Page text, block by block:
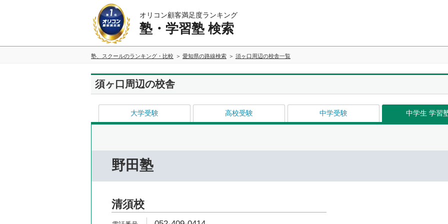
オリコン顧客満足度ランキング
塾・学習塾 検索
塾、スクールのランキング・比較 愛知県の路線検索 須ヶ口周辺の校舎一覧
須ヶ口周辺の校舎
大学受験 高校受験 中学受験 中学生 学習
野田塾
清須校